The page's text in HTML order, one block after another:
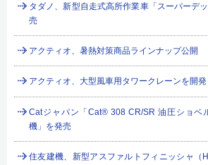
タダノ、新型自走式高所作業車「スーパーデ
売
アクティオ、暑熱対策商品ラインナップ公開
アクティオ、大型風車用タワークレーンを開発
Catジャパン「Cat® 308 CR/SR 油圧ショベ
機」を発売
住友建機、新型アスファルトフィニッシャ（